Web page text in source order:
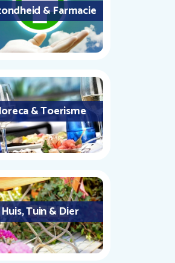
& Farmacie
& Toerisme
Huis, Tuin & Dier